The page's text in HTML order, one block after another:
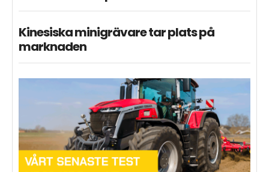
Kinesiska minigrävare tar plats på
marknaden